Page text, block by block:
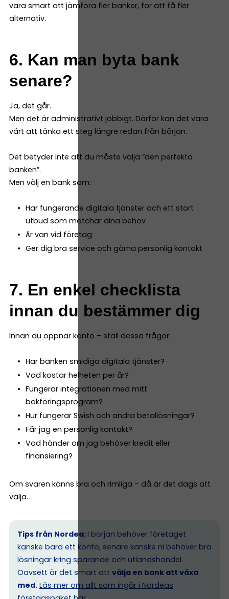
vara smart att jämföra fler banker, för att få fler
alternativ.
6. Kan man byta bank
senare?
Ja, det går.
Men det är administrativt jobbigt. Därför kan det vara
värt att tänka ett steg längre redan från början.
Det betyder inte att du måste välja “den perfekta
banken”.
Men välj en bank som:
Har fungerande digitala tjänster och ett stort
utbud som matchar dina behov
Är van vid företag
Ger dig bra service och gärna personlig kontakt
7. En enkel checklista
innan du bestämmer dig
Innan du öppnar konto – ställ dessa frågor:
Har banken smidiga digitala tjänster?
Vad kostar helheten per år?
Fungerar integrationen med mitt
bokföringsprogram?
Hur fungerar Swish och andra betallösningar?
Får jag en personlig kontakt?
Vad händer om jag behöver kredit eller
finansiering?
Om svaren känns bra och rimliga – då är det dags att
välja.
Tips från Nordea: I början behöver företaget
kanske bara ett konto, senare kanske ni behöver bra
lösningar kring sparande och utlandshandel.
Oavsett är det smart att välja en bank att växa
med. Läs mer om allt som ingår i Nordeas